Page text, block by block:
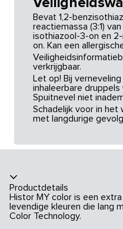
Bevat 1,2-
reactiemassa (3:1)
isothiazool-3-on en
on. Kan een
verkrijgbaar.
Let op! Bij
inhaleerbare
Spuitnevel niet
Schadelijk voor in het
met langdurige
Productdetails
Histor MY color is een
levendige kleuren die lang
Color Technology.